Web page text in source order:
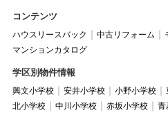
コンテンツ
ハウスリースバック 中古リフォーム
マンションカタログ
学区別物件情報
興文小学校 安井小学校 小野小学校
北小学校
中川小学校 赤坂小学校 青